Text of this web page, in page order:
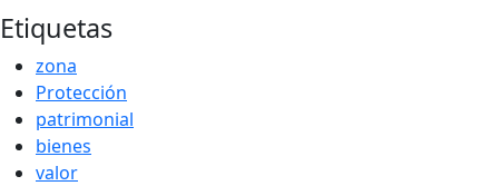
Etiquetas
zona
Protección
patrimonial
bienes
valor